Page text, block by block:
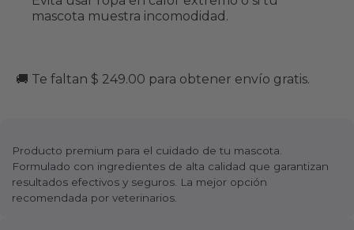
mascota muestra incomodidad.
🚚 Te faltan $ 249.00 para obtener envío gratis.
Producto premium para el cuidado de tu mascota.
Formulado con ingredientes de alta calidad que garantizan
resultados efectivos y seguros. La mejor opción
recomendada por veterinarios.